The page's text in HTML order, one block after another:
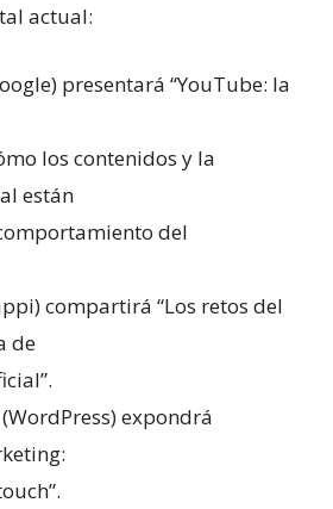
actual:
presentará “YouTube: la
los contenidos y la
están
del
compartirá “Los retos del
de
expondrá